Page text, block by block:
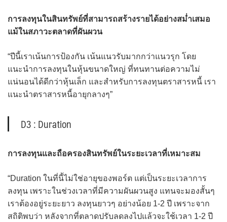
การลงทุนในสินทรัพย์ที่สามารถสร้างรายได้อย่างสม่ำเสมอ
แม้ในสภาวะตลาดที่ผันผวน
“ปีนี้เราเน้นการป้องกัน เน้นแนวรับมากกว่าแนวรุก โดย
แนะนำการลงทุนในหุ้นขนาดใหญ่ ที่ทนทานต่อความไม่
แน่นอนได้ดีกว่าหุ้นเล็ก และสำหรับการลงทุนตราสารหนี้ เรา
แนะนำตราสารหนี้อายุกลางๆ”
D3 : Duration
การลงทุนและถือครองสินทรัพย์ในระยะเวลาที่เหมาะสม
“Duration ในที่นี้ไม่ใช่อายุของพอร์ต แต่เป็นระยะเวลาการ
ลงทุน เพราะในช่วงเวลาที่มีความผันผวนสูง แทนจะมองสั้นๆ
เราต้องอยู่ระยะยาว ลงทุนยาวๆ อย่างน้อย 1-2 ปี เพราะจาก
สถิติพบว่า หลังจากที่ตลาดปรับลดลงไปแล้วจะใช้เวลา 1-2 ปี